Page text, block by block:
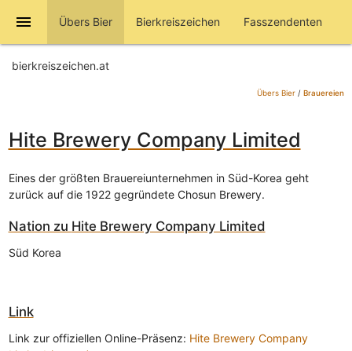
menu Übers Bier Bierkreiszeichen Fasszendenten
bierkreiszeichen.at
Übers Bier/ Brauereien
Hite Brewery Company Limited
Eines der größten Brauereiunternehmen in Süd-Korea geht
zurück auf die 1922 gegründete Chosun Brewery.
Nation zu Hite Brewery Company Limited
Süd Korea
Link
Link zur offiziellen Online-Präsenz: Hite Brewery Company